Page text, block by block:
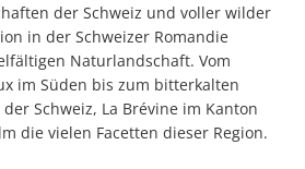
der Schweiz und voller wilder
in der Schweizer Romandie
Naturlandschaft. Vom
im Süden bis zum bitterkalten
Schweiz, La Brévine im Kanton
die vielen Facetten dieser Region.